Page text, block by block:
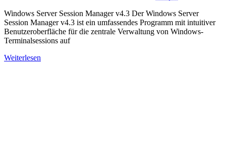
Windows Server Session Manager v4.3 Der Windows Server
Session Manager v4.3 ist ein umfassendes Programm mit intuitiver
Benutzeroberfläche für die zentrale Verwaltung von Windows-
Terminalsessions auf
Weiterlesen